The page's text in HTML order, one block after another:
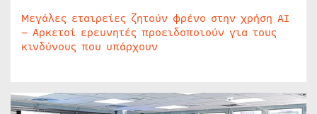
Μεγάλες εταιρείες ζητούν φρένο στην χρήση AI
– Αρκετοί ερευνητές προειδοποιούν για τους
κινδύνους που υπάρχουν